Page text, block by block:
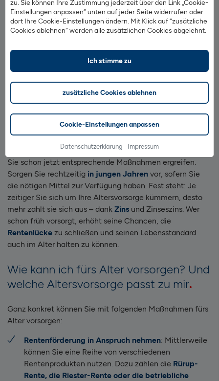
zu. Sie können Ihre Zustimmung jederzeit über den Link „Cookie-
Einstellungen anpassen“ unten auf jeder Seite widerrufen oder
dort Ihre Cookie-Einstellungen ändern. Mit Klick auf “zusätzliche
Cookies ablehnen“ werden alle zusätzlichen Cookies abgelehnt.
Ich stimme zu
zusätzliche Cookies ablehnen
Cookie-Einstellungen anpassen
Datenschutzerklärung Impressum
mindestens 35 Jahren. Das Problem: Diese Vorgaben
schließen viele Frauen aus, die z. B. durch
Kinderbetreuung mehrere Jahre nicht gearbeitet haben.
befreien. Heute gibt es zahlreiche Netzwerke, Blogs und
Literatur rund um das Thema Finanzen für Frauen, wie
beispielsweise die FinanzblogsMadame Moneypenny,
HerMoney
Wie kann ich mich selbst vor
Altersarmut schützen
Wenn Sie sich vor Altersarmut schützen möchten, können
Sie schon jetzt entsprechende Maßnahmen ergreifen.
Sorgen Sie rechtzeitig in jungen Jahren vor, sofern Sie
die nötigen Mittel zur Verfügung haben. Fest steht: Je
zeitiger Sie sich um Ihre Altersvorsorge kümmern, desto
mehr zahlt sie sich aus – dank Zins und Zinseszins. Wer
schon früh vorsorgt, erhöht seine Chancen, die
Rentenlücke zu schließen und seinen Lebensstandard
auch im Alter halten zu können.
Wie kann ich fürs Alter vorsorgen? Und
welche Altersvorsorge passt zu mir
Ganz konkret können Sie mit folgenden Maßnahmen fürs
Alter vorsorgen:
Rentenförderung in Anspruch nehmen: Mittlerweile
können Sie eine Reihe von verschiedenen
Rentenprodukten nutzen. Dazu zählen die Rürup-
Rente, die Riester-Rente oder die betriebliche